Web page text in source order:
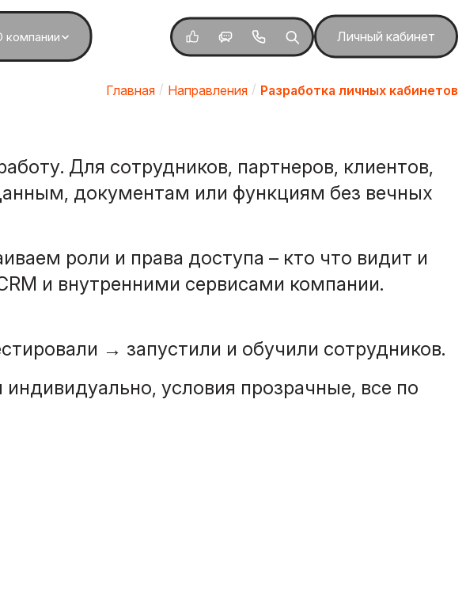
компании Личный кабинет
Главная Направления Разработка личных кабинетов
Для сотрудников, партнеров, клиентов,
документам или функциям без вечных
роли и права доступа – кто что видит и
и внутренними сервисами компании.
→ запустили и обучили сотрудников.
условия прозрачные, все по